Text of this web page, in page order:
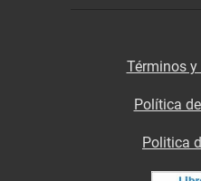
Términos
Política
Politica